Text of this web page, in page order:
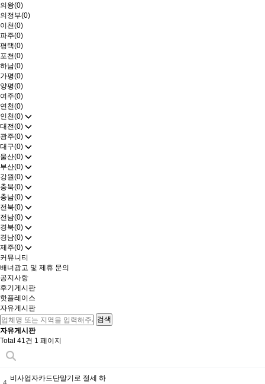
의왕(0)
의정부(0)
이천(0)
파주(0)
평택(0)
포천(0)
하남(0)
가평(0)
양평(0)
여주(0)
연천(0)
인천(0)
대전(0)
광주(0)
대구(0)
울산(0)
부산(0)
강원(0)
충북(0)
충남(0)
전북(0)
전남(0)
경북(0)
경남(0)
제주(0)
커뮤니티
배너광고 및 제휴 문의
공지사항
후기게시판
핫플레이스
자유게시판
자유게시판
Total 41건 1 페이지
비사업자카드단말기로 절세 하